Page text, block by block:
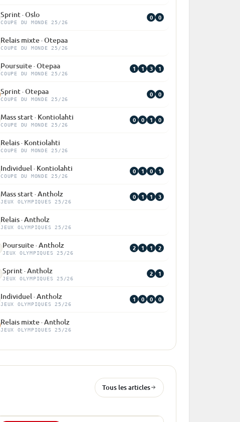
Sprint · Oslo
COUPE DU MONDE 25/26
0 0
Relais mixte · Otepaa
COUPE DU MONDE 25/26
Poursuite · Otepaa
COUPE DU MONDE 25/26
1 1 3 1
Sprint · Otepaa
COUPE DU MONDE 25/26
0 0
Mass start · Kontiolahti
COUPE DU MONDE 25/26
0 0 1 0
Relais · Kontiolahti
COUPE DU MONDE 25/26
Individuel · Kontiolahti
COUPE DU MONDE 25/26
0 1 0 1
Mass start · Antholz
JEUX OLYMPIQUES 25/26
0 1 1 3
Relais · Antholz
JEUX OLYMPIQUES 25/26
Poursuite · Antholz
JEUX OLYMPIQUES 25/26
2 1 1 2
Sprint · Antholz
JEUX OLYMPIQUES 25/26
2 1
Individuel · Antholz
JEUX OLYMPIQUES 25/26
1 0 0 0
Relais mixte · Antholz
JEUX OLYMPIQUES 25/26
Tous les articles